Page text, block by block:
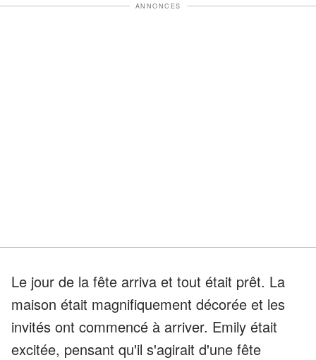
ANNONCES
Le jour de la fête arriva et tout était prêt. La
maison était magnifiquement décorée et les
invités ont commencé à arriver. Emily était
excitée, pensant qu'il s'agirait d'une fête